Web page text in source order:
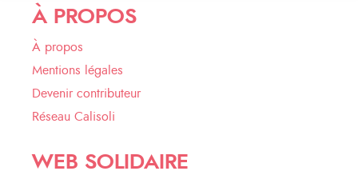
À PROPOS
À propos
Mentions légales
Devenir contributeur
Réseau Calisoli
WEB SOLIDAIRE